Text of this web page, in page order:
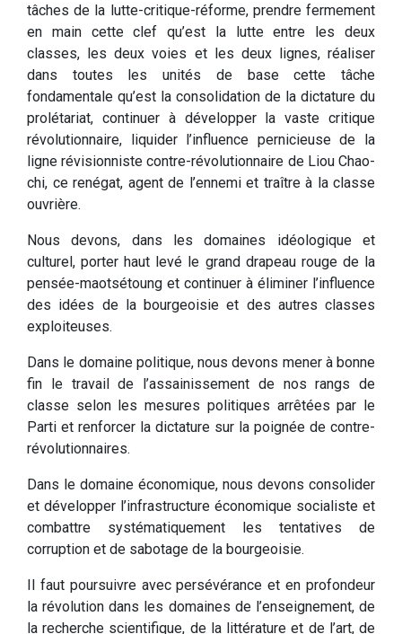
tâches de la lutte-critique-réforme, prendre fermement
en main cette clef qu’est la lutte entre les deux
classes, les deux voies et les deux lignes, réaliser
dans toutes les unités de base cette tâche
fondamentale qu’est la consolidation de la dictature du
prolétariat, continuer à développer la vaste critique
révolutionnaire, liquider l’influence pernicieuse de la
ligne révisionniste contre-révolutionnaire de Liou Chao-
chi, ce renégat, agent de l’ennemi et traître à la classe
ouvrière.
Nous devons, dans les domaines idéologique et
culturel, porter haut levé le grand drapeau rouge de la
pensée-maotsétoung et continuer à éliminer l’influence
des idées de la bourgeoisie et des autres classes
exploiteuses.
Dans le domaine politique, nous devons mener à bonne
fin le travail de l’assainissement de nos rangs de
classe selon les mesures politiques arrêtées par le
Parti et renforcer la dictature sur la poignée de contre-
révolutionnaires.
Dans le domaine économique, nous devons consolider
et développer l’infrastructure économique socialiste et
combattre systématiquement les tentatives de
corruption et de sabotage de la bourgeoisie.
Il faut poursuivre avec persévérance et en profondeur
la révolution dans les domaines de l’enseignement, de
la recherche scientifique, de la littérature et de l’art, de